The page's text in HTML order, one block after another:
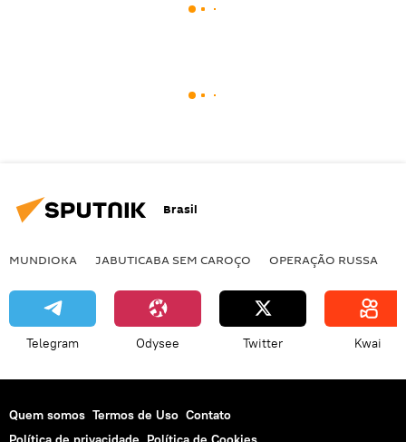
Brasil
MUNDIOKA JABUTICABA SEM CAROÇO OPERAÇÃO RUSSA
Telegram Odysee Twitter Kwai
Quem somos Termos de Uso Contato